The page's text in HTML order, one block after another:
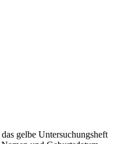
gelbe Untersuchungsheft